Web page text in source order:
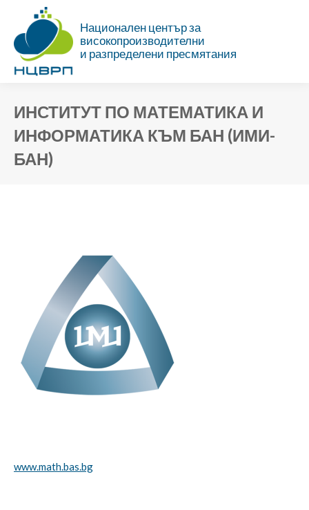
Национален център за
високопроизводителни
и разпределени пресмятания
ИНСТИТУТ ПО МАТЕМАТИКА И
ИНФОРМАТИКА КЪМ БАН (ИМИ-
БАН)
www.math.bas.bg